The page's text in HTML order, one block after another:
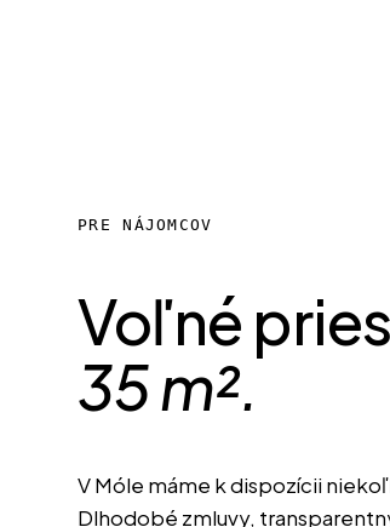
PRE NÁJOMCOV
Voľné
35 m².
V Móle máme k dispozícii
Dlhodobé zmluvy,